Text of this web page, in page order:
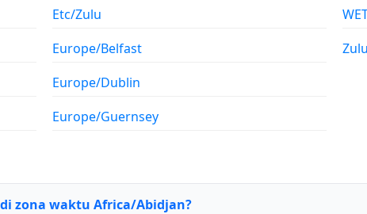
Etc/Zulu
Europe/Belfast
Europe/Dublin
Europe/Guernsey
zona waktu Africa/Abidjan?